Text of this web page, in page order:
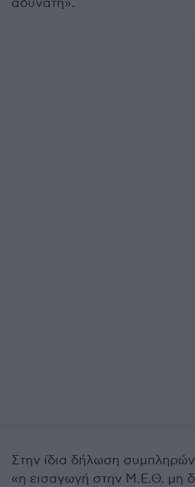
αδύνατη».
Στην ίδια δήλωση
«η εισαγωγή στην Μ.Ε.Θ. μη